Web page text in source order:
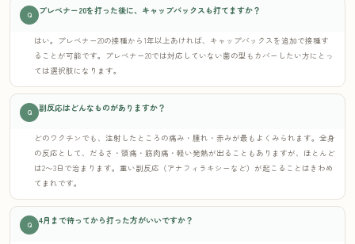
Q プレベナー20を打った後に、キャップバックスも打てますか？
はい。プレベナー20の接種から1年以上あければ、キャップバックスを追加で接種す
ることが可能です。プレベナー20では対応していない菌の型もカバーしたい方にとっ
ては選択肢になります。
Q 副反応はどんなものがありますか？
どのワクチンでも、注射したところの痛み・腫れ・赤みが最もよくみられます。全身
の反応として、だるさ・頭痛・筋肉痛・軽い発熱が出ることもありますが、ほとんど
は2〜3日で治まります。重い副反応（アナフィラキシーなど）が起こることはきわめ
てまれです。
Q 4月まで待ってから打った方がいいですか？